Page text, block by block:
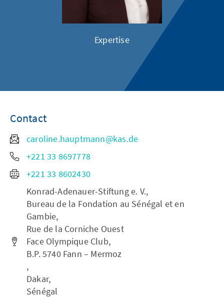
Expertise
Contact
caroline.hauptmann@kas.de
+221 33 8697778
+221 33 8602430
Konrad-Adenauer-Stiftung e. V.,
Bureau de la Fondation au Sénégal et en
Gambie,
Rue de la Corniche Ouest
Face Olympique Club,
B.P. 5740 Fann – Mermoz
,
Dakar,
Sénégal